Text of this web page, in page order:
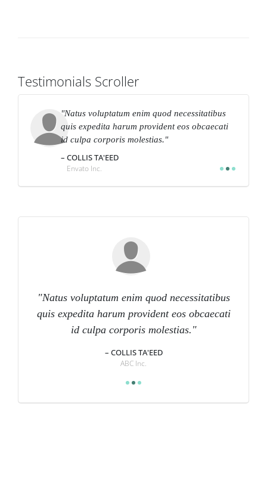
Testimonials Scroller
Apple Inc.
Natus voluptatum enim quod necessitatibus
quis expedita harum provident eos obcaecati
id culpa corporis molestias.
COLLIS TA'EED
Envato Inc.
XYZ Inc.
ACME Inc.
Natus voluptatum enim quod necessitatibus
quis expedita harum provident eos obcaecati
id culpa corporis molestias.
COLLIS TA'EED
ABC Inc.
XYZ Inc.